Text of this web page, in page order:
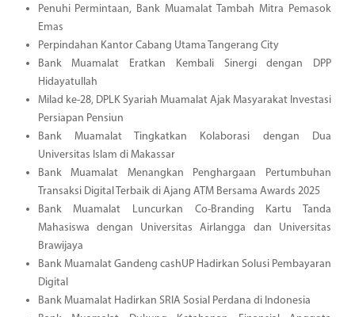
Penuhi Permintaan, Bank Muamalat Tambah Mitra Pemasok
Emas
Perpindahan Kantor Cabang Utama Tangerang City
Bank Muamalat Eratkan Kembali Sinergi dengan DPP
Hidayatullah
Milad ke-28, DPLK Syariah Muamalat Ajak Masyarakat Investasi
Persiapan Pensiun
Bank Muamalat Tingkatkan Kolaborasi dengan Dua
Universitas Islam di Makassar
Bank Muamalat Menangkan Penghargaan Pertumbuhan
Transaksi Digital Terbaik di Ajang ATM Bersama Awards 2025
Bank Muamalat Luncurkan Co-Branding Kartu Tanda
Mahasiswa dengan Universitas Airlangga dan Universitas
Brawijaya
Bank Muamalat Gandeng cashUP Hadirkan Solusi Pembayaran
Digital
Bank Muamalat Hadirkan SRIA Sosial Perdana di Indonesia